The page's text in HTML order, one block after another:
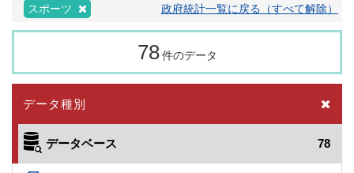
スポーツ 政府統計一覧に戻る（すべて解除）
78 件のデータ
データ種別
データベース 78